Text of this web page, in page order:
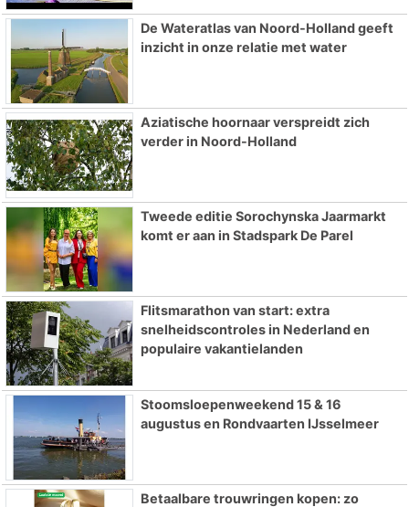
De Wateratlas van Noord-Holland geeft
inzicht in onze relatie met water
Aziatische hoornaar verspreidt zich
verder in Noord-Holland
Tweede editie Sorochynska Jaarmarkt
komt er aan in Stadspark De Parel
Flitsmarathon van start: extra
snelheidscontroles in Nederland en
populaire vakantielanden
Stoomsloepenweekend 15 & 16
augustus en Rondvaarten IJsselmeer
Betaalbare trouwringen kopen: zo